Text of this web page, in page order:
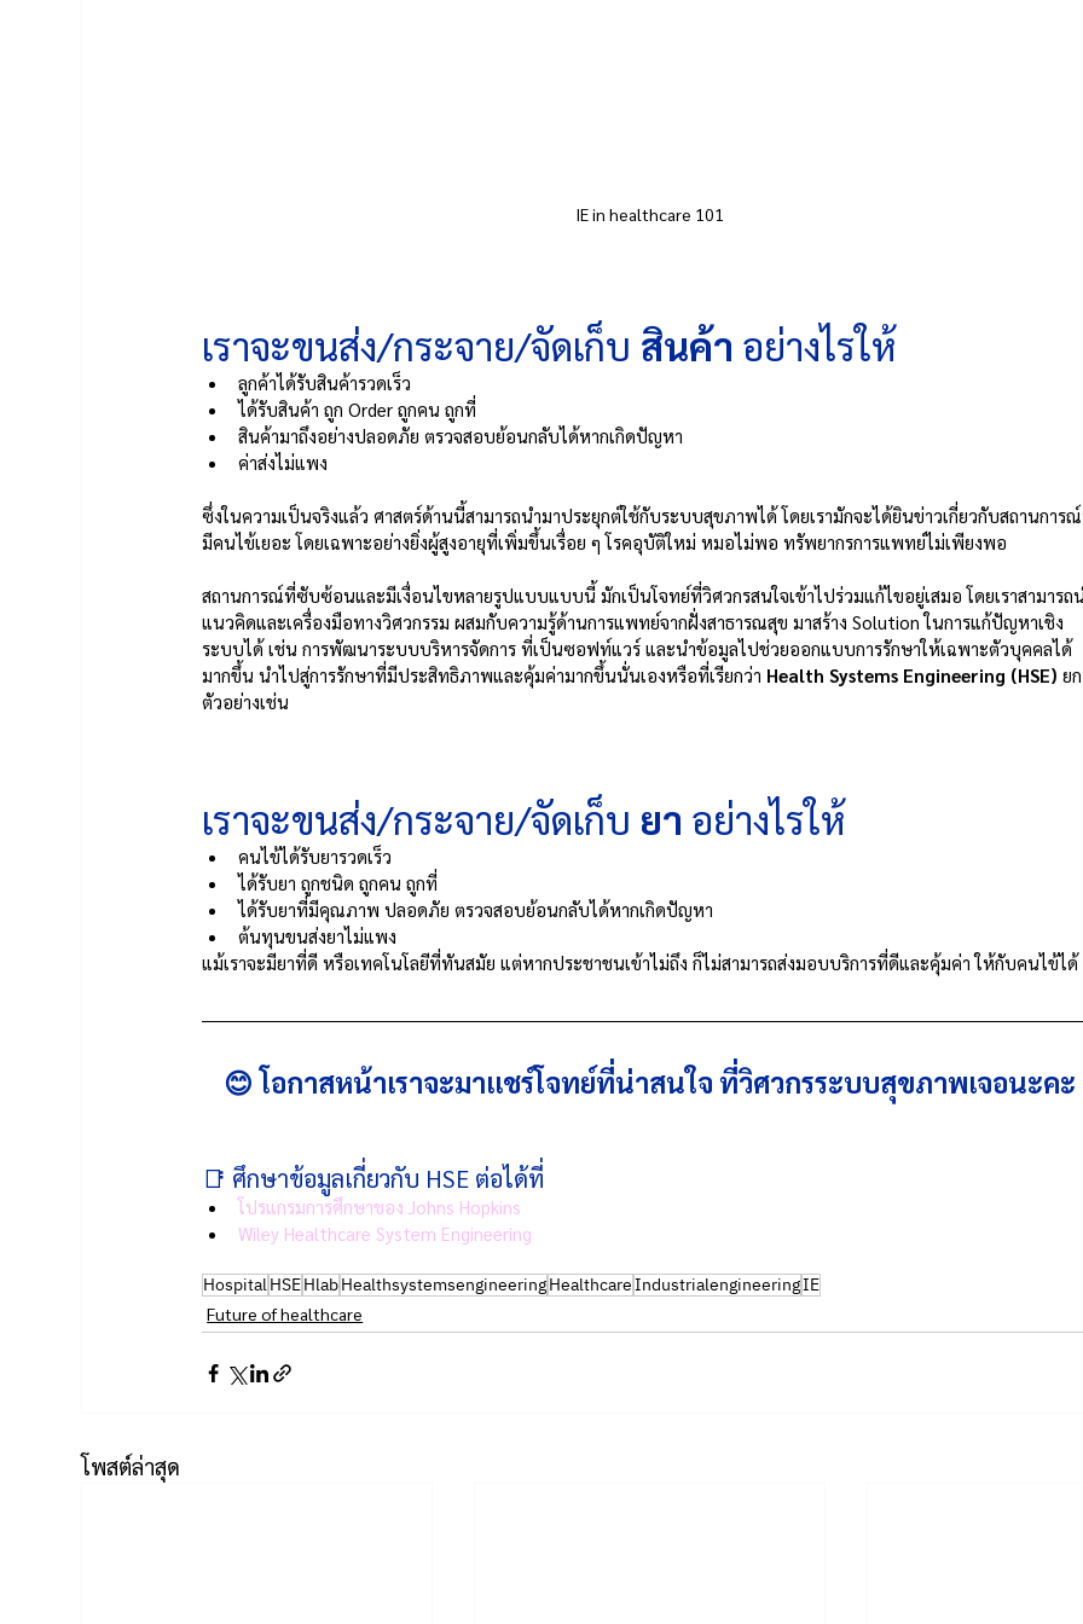
IE in healthcare 101
เราจะขนส่ง/กระจาย/จัดเก็บ สินค้า อย่างไรให้
ลูกค้าได้รับสินค้ารวดเร็ว
ได้รับสินค้า ถูก Order ถูกคน ถูกที่
สินค้ามาถึงอย่างปลอดภัย ตรวจสอบย้อนกลับได้หากเกิดปัญหา
ค่าส่งไม่แพง
ซึ่งในความเป็นจริงแล้ว ศาสตร์ด้านนี้สามารถนำมาประยุกต์ใช้กับระบบสุขภาพได้ โดยเรามักจะได้ยินข่าวเกี่ยวกับสถานการ
มีคนไข้เยอะ โดยเฉพาะอย่างยิ่งผู้สูงอายุที่เพิ่มขึ้นเรื่อย ๆ โรคอุบัติใหม่ หมอไม่พอ ทรัพยากรการแพทย์ไม่เพียงพอ
สถานการณ์ที่ซับซ้อนและมีเงื่อนไขหลายรูปแบบแบบนี้ มักเป็นโจทย์ที่วิศวกรสนใจเข้าไปร่วมแก้ไขอยู่เสมอ โดยเราสามารถ
แนวคิดและเครื่องมือทางวิศวกรรม ผสมกับความรู้ด้านการแพทย์จากฝั่งสาธารณสุข มาสร้าง Solution ในการแก้ปัญหาเชิง
ระบบได้ เช่น การพัฒนาระบบบริหารจัดการ ที่เป็นซอฟท์แวร์ และนำข้อมูลไปช่วยออกแบบการรักษาให้เฉพาะตัวบุคคลได้
มากขึ้น นำไปสู่การรักษาที่มีประสิทธิภาพและคุ้มค่ามากขึ้นนั่นเองหรือที่เรียกว่า Health Systems Engineering (HSE) ยก
ตัวอย่างเช่น
เราจะขนส่ง/กระจาย/จัดเก็บ ยา อย่างไรให้
คนไข้ได้รับยารวดเร็ว
ได้รับยา ถูกชนิด ถูกคน ถูกที่
ได้รับยาที่มีคุณภาพ ปลอดภัย ตรวจสอบย้อนกลับได้หากเกิดปัญหา
ต้นทุนขนส่งยาไม่แพง
แม้เราจะมียาที่ดี หรือเทคโนโลยีที่ทันสมัย แต่หากประชาชนเข้าไม่ถึง ก็ไม่สามารถส่งมอบบริการที่ดีและคุ้มค่า ให้กับคนไข้ได้
😊 โอกาสหน้าเราจะมาแชร์โจทย์ที่น่าสนใจ ที่วิศวกรระบบสุขภาพเจอนะคะ
📑 ศึกษาข้อมูลเกี่ยวกับ HSE ต่อได้ที่
โปรแกรมการศึกษาของ Johns Hopkins
Wiley Healthcare System Engineering
HospitalHSEHlabHealthsystemsengineeringHealthcareIndustrialengineeringIE
Future of healthcare
โพสต์ล่าสุด